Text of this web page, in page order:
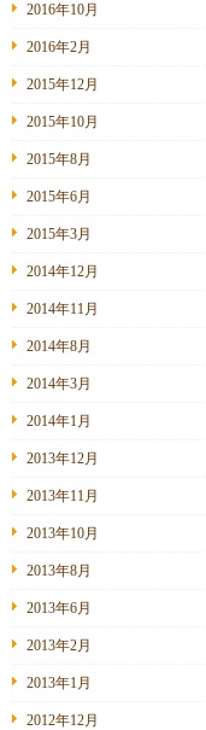
2016年10月
2016年2月
2015年12月
2015年10月
2015年8月
2015年6月
2015年3月
2014年12月
2014年11月
2014年8月
2014年3月
2014年1月
2013年12月
2013年11月
2013年10月
2013年8月
2013年6月
2013年2月
2013年1月
2012年12月